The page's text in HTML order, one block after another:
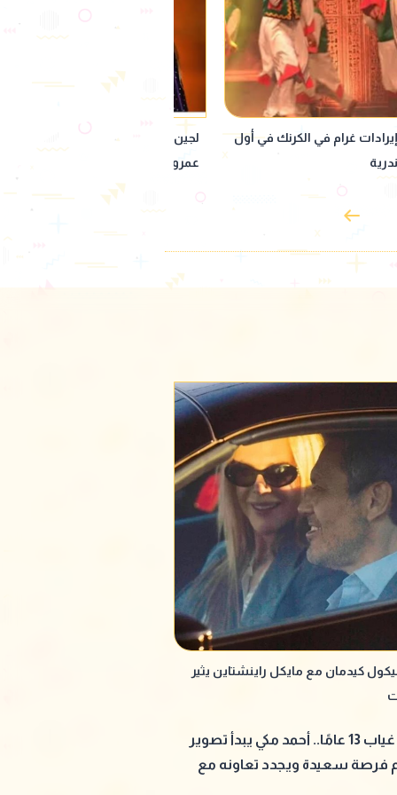
كواليس ظهورها مع
منى الشاذلي الليلة
مصطفى حدوته يرد على تصريحات
وهبة: مستحيل حد يقفل عليّ أوضة
بالطريقة دي وأعديها
كيدمان مع مايكل راينشتاين يثير
بعد غياب 13 عامًا.. أحمد مكي يبدأ تصوير
فرصة سعيدة ويجدد تعاونه مع